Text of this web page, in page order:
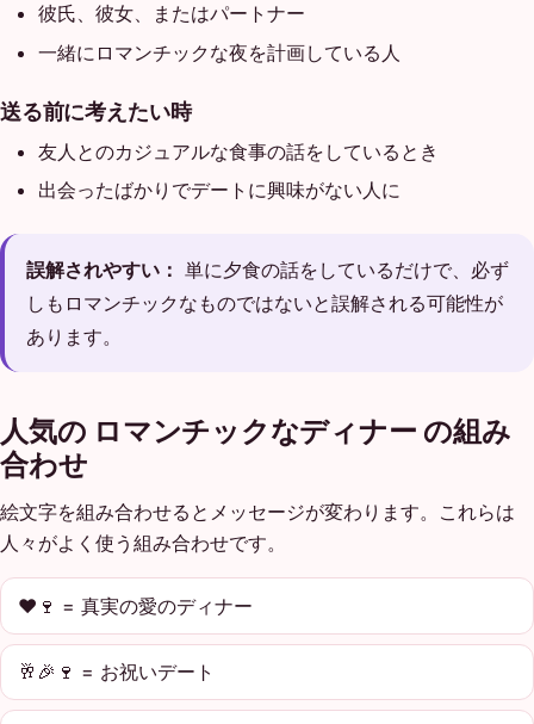
彼氏、彼女、またはパートナー
一緒にロマンチックな夜を計画している人
送る前に考えたい時
友人とのカジュアルな食事の話をしているとき
出会ったばかりでデートに興味がない人に
誤解されやすい： 単に夕食の話をしているだけで、必ず
しもロマンチックなものではないと誤解される可能性が
あります。
人気の ロマンチックなディナー の組み
合わせ
絵文字を組み合わせるとメッセージが変わります。これらは
人々がよく使う組み合わせです。
❤️🍷 = 真実の愛のディナー
🥂🎉🍷 = お祝いデート